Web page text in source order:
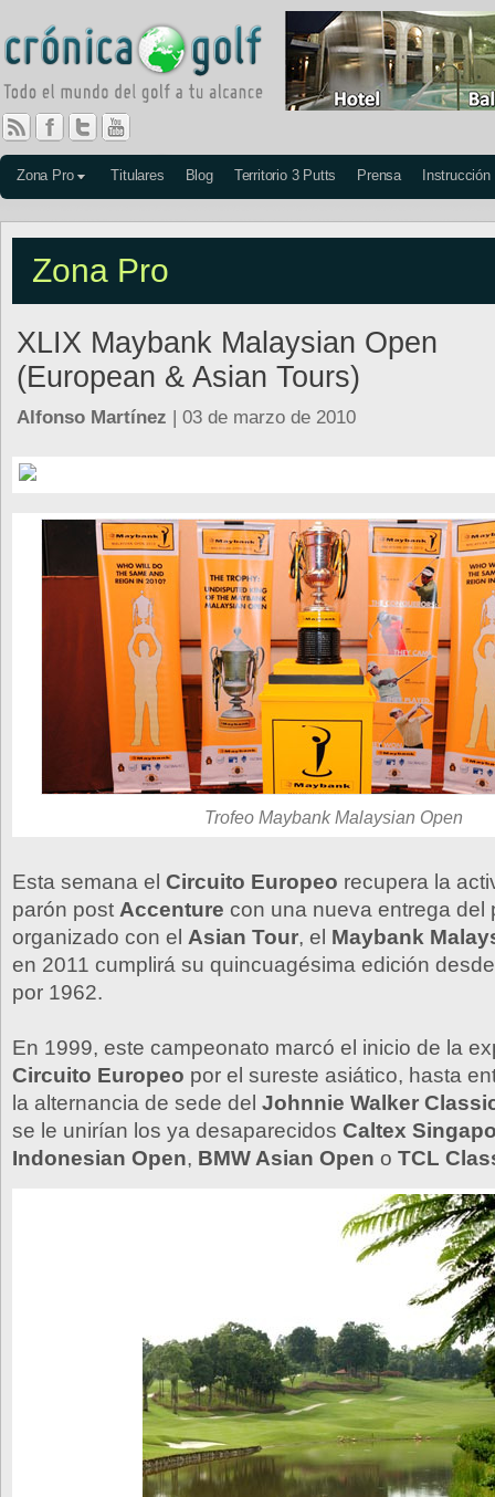
Zona Pro Titulares Blog Territorio 3 Putts Prensa Instrucción
Zona Pro
XLIX Maybank Malaysian Open
(European & Asian Tours)
Alfonso Martínez | 03 de marzo de 2010
Trofeo Maybank Malaysian Open
Esta semana el Circuito Europeo recupera la
parón post Accenture con una nueva entrega del
organizado con el Asian Tour, el Maybank
en 2011 cumplirá su quincuagésima edición
por 1962.
En 1999, este campeonato marcó el inicio de la
Circuito Europeo por el sureste asiático, hasta
la alternancia de sede del Johnnie Walker
se le unirían los ya desaparecidos Caltex
Indonesian Open, BMW Asian Open o TCL